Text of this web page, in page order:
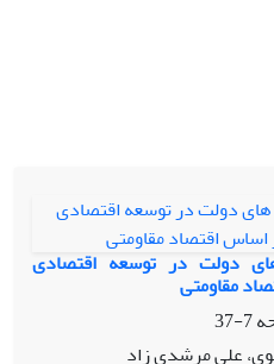
دولت در توسعه اقتصادی
7-37
علی مرشدی زاد